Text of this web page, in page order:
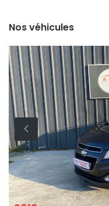
Nos véhicules